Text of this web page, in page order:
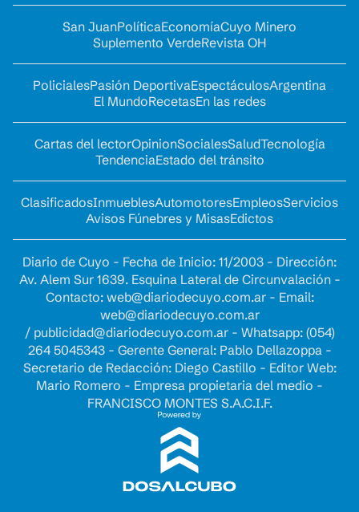
San JuanPolíticaEconomíaCuyo Minero
Suplemento VerdeRevista OH
PolicialesPasión DeportivaEspectáculosArgentina
El MundoRecetasEn las redes
Cartas del lectorOpinionSocialesSaludTecnología
TendenciaEstado del tránsito
ClasificadosInmueblesAutomotoresEmpleosServicios
Avisos Fúnebres y MisasEdictos
Diario de Cuyo - Fecha de Inicio: 11/2003 - Dirección:
Av. Alem Sur 1639. Esquina Lateral de Circunvalación -
Contacto: web@diariodecuyo.com.ar- Email:
web@diariodecuyo.com.ar
/ publicidad@diariodecuyo.com.ar- Whatsapp: (054)
264 5045343 - Gerente General: Pablo Dellazoppa -
Secretario de Redacción: Diego Castillo - Editor Web:
Mario Romero - Empresa propietaria del medio -
FRANCISCO MONTES S.A.C.I.F.